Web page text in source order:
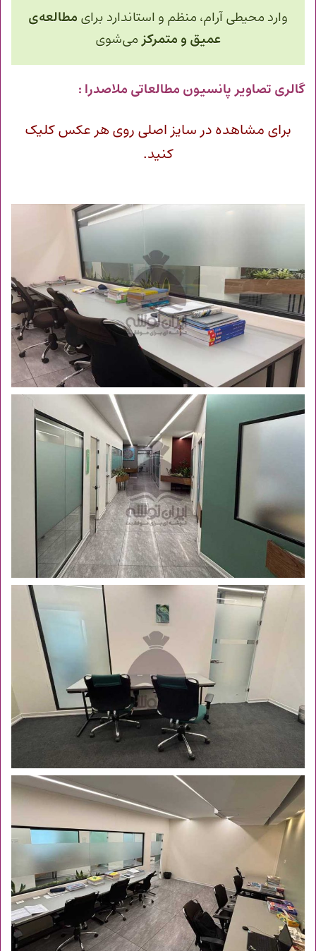
وارد محیطی آرام، منظم و استاندارد برای مطالعه‌ی
عمیق و متمرکزمی‌شوی
گالری تصاویر پانسیون مطالعاتی ملاصدرا :
برای مشاهده در سایز اصلی روی هر عکس کلیک
کنید.